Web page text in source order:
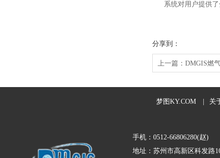
系统对用户提供了
分享到：
上一篇： DMGIS燃
梦图KY.COM 关
手机：0512-66806280(赵)
地址：苏州市高新区科发路